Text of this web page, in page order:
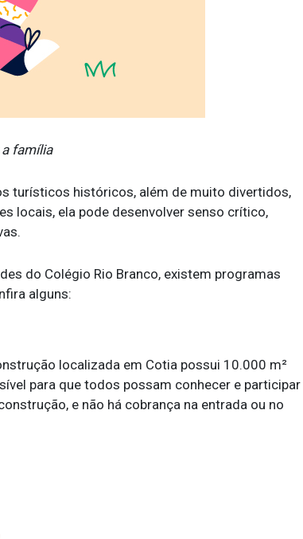
família
turísticos históricos, além de muito divertidos,
locais, ela pode desenvolver senso crítico,
do Colégio Rio Branco, existem programas
alguns:
localizada em Cotia possui 10.000 m²
para que todos possam conhecer e participar
e não há cobrança na entrada ou no